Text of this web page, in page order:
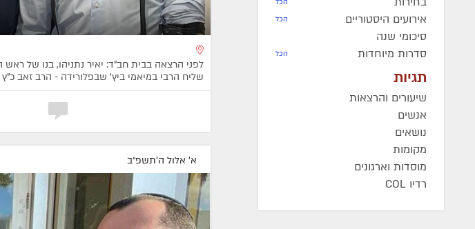
הכל
אירועים היסטוריים הכל
סיכומי שנה
סדרות מיוחדות
הכל
תגיות
שיעורים והרצאות
אנשים
נושאים
מקומות
מוסדות וארגונים
רדיו COL
לפני הרצאה בבית חב"ד: יאיר נתניהו, בנו של ראש
שליח הרבי במיאמי ביץ' שבפלורידה - הרב זאב כ"ץ
א' אלול ה׳תשפ״ב